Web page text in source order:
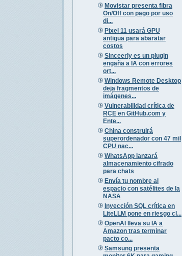
Movistar presenta fibra
On/Off con pago por uso
di...
Pixel 11 usará GPU
antigua para abaratar
costos
Sinceerly es un plugin
engaña a IA con errores
ort...
Windows Remote Desktop
deja fragmentos de
imágenes...
Vulnerabilidad crítica de
RCE en GitHub.com y
Ente...
China construirá
superordenador con 47 mil
CPU nac...
WhatsApp lanzará
almacenamiento cifrado
para chats
Envía tu nombre al
espacio con satélites de la
NASA
Inyección SQL crítica en
LiteLLM pone en riesgo cl...
OpenAI lleva su IA a
Amazon tras terminar
pacto co...
Samsung presenta